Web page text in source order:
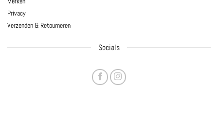
Privacy
Verzenden & Retourneren
Socials